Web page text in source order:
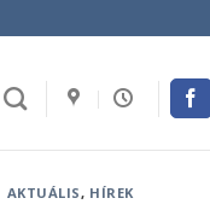
AKTUÁLIS, HÍREK